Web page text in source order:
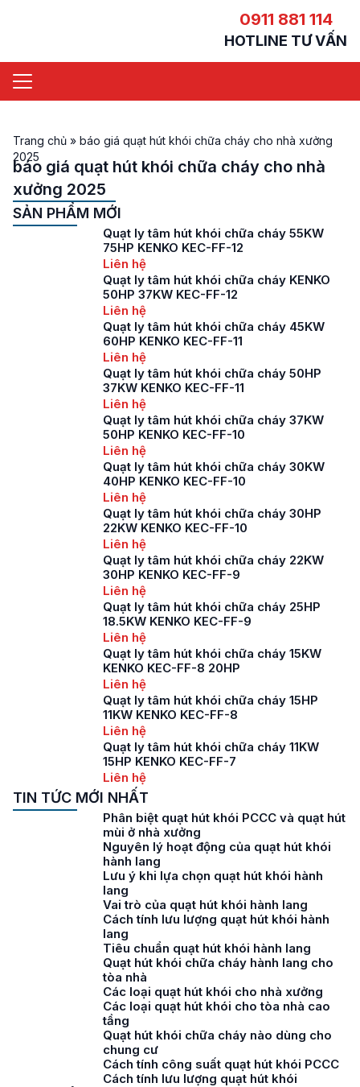
0911 881 114
HOTLINE TƯ VẤN
Trang chủ » báo giá quạt hút khói chữa cháy cho nhà xưởng
2025
báo giá quạt hút khói chữa cháy cho nhà
xưởng 2025
SẢN PHẨM MỚI
Quạt ly tâm hút khói chữa cháy 55KW
75HP KENKO KEC-FF-12
Liên hệ
Quạt ly tâm hút khói chữa cháy KENKO
50HP 37KW KEC-FF-12
Liên hệ
Quạt ly tâm hút khói chữa cháy 45KW
60HP KENKO KEC-FF-11
Liên hệ
Quạt ly tâm hút khói chữa cháy 50HP
37KW KENKO KEC-FF-11
Liên hệ
Quạt ly tâm hút khói chữa cháy 37KW
50HP KENKO KEC-FF-10
Liên hệ
Quạt ly tâm hút khói chữa cháy 30KW
40HP KENKO KEC-FF-10
Liên hệ
Quạt ly tâm hút khói chữa cháy 30HP
22KW KENKO KEC-FF-10
Liên hệ
Quạt ly tâm hút khói chữa cháy 22KW
30HP KENKO KEC-FF-9
Liên hệ
Quạt ly tâm hút khói chữa cháy 25HP
18.5KW KENKO KEC-FF-9
Liên hệ
Quạt ly tâm hút khói chữa cháy 15KW
KENKO KEC-FF-8 20HP
Liên hệ
Quạt ly tâm hút khói chữa cháy 15HP
11KW KENKO KEC-FF-8
Liên hệ
Quạt ly tâm hút khói chữa cháy 11KW
15HP KENKO KEC-FF-7
Liên hệ
TIN TỨC MỚI NHẤT
Phân biệt quạt hút khói PCCC và quạt hút
mùi ở nhà xưởng
Nguyên lý hoạt động của quạt hút khói
hành lang
Lưu ý khi lựa chọn quạt hút khói hành
lang
Vai trò của quạt hút khói hành lang
Cách tính lưu lượng quạt hút khói hành
lang
Tiêu chuẩn quạt hút khói hành lang
Quạt hút khói chữa cháy hành lang cho
tòa nhà
Các loại quạt hút khói cho nhà xưởng
Các loại quạt hút khói cho tòa nhà cao
tầng
Quạt hút khói chữa cháy nào dùng cho
chung cư
Cách tính công suất quạt hút khói PCCC
Cách tính lưu lượng quạt hút khói